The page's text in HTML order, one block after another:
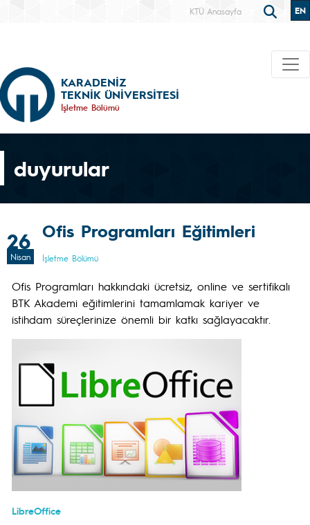
KTÜ Anasayfa EN
KARADENİZ
TEKNİK ÜNİVERSİTESİ
İşletme Bölümü
duyurular
26
Nisan
Ofis Programları Eğitimleri
İşletme Bölümü
Ofis Programları hakkındaki ücretsiz, online ve sertifikalı
BTK Akademi eğitimlerini tamamlamak kariyer ve
istihdam süreçlerinize önemli bir katkı sağlayacaktır.
LibreOffice